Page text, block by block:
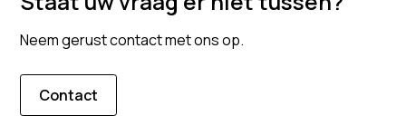
buitenlanders), en bewijs van financiële middelen
nodig. Wij helpen u bij het verkrijgen van alle benodigde
Neem gerust contact met ons op.
Contact